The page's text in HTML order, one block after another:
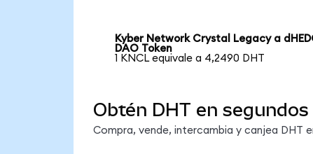
Kyber Network Crystal Legacy a
DAO Token
1 KNCL equivale a 4,2490 DHT
Obtén DHT en segundos
Compra, vende, intercambia y canjea DHT